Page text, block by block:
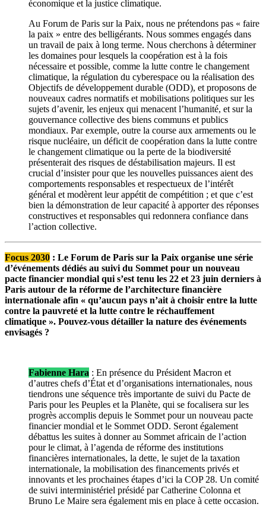
économique et la justice climatique.
Au Forum de Paris sur la Paix, nous ne prétendons pas « faire
la paix » entre des belligérants. Nous sommes engagés dans
un travail de paix à long terme. Nous cherchons à déterminer
les domaines pour lesquels la coopération est à la fois
nécessaire et possible, comme la lutte contre le changement
climatique, la régulation du cyberespace ou la réalisation des
Objectifs de développement durable (ODD), et proposons de
nouveaux cadres normatifs et mobilisations politiques sur les
sujets d’avenir, les enjeux qui menacent l’humanité, et sur la
gouvernance collective des biens communs et publics
mondiaux. Par exemple, outre la course aux armements ou le
risque nucléaire, un déficit de coopération dans la lutte contre
le changement climatique ou la perte de la biodiversité
présenterait des risques de déstabilisation majeurs. Il est
crucial d’insister pour que les nouvelles puissances aient des
comportements responsables et respectueux de l’intérêt
général et modèrent leur appétit de compétition ; et que c’est
bien la démonstration de leur capacité à apporter des réponses
constructives et responsables qui redonnera confiance dans
l’action collective.
Focus 2030 : Le Forum de Paris sur la Paix organise une série
d’événements dédiés au suivi du Sommet pour un nouveau
pacte financier mondial qui s’est tenu les 22 et 23 juin derniers à
Paris autour de la réforme de l’architecture financière
internationale afin « qu’aucun pays n’ait à choisir entre la lutte
contre la pauvreté et la lutte contre le réchauffement
climatique ». Pouvez-vous détailler la nature des événements
envisagés ?
Fabienne Hara : En présence du Président Macron et
d’autres chefs d’État et d’organisations internationales, nous
tiendrons une séquence très importante de suivi du Pacte de
Paris pour les Peuples et la Planète, qui se focalisera sur les
progrès accomplis depuis le Sommet pour un nouveau pacte
financier mondial et le Sommet ODD. Seront également
débattus les suites à donner au Sommet africain de l’action
pour le climat, à l’agenda de réforme des institutions
financières internationales, la dette, le sujet de la taxation
internationale, la mobilisation des financements privés et
innovants et les prochaines étapes d’ici la COP 28. Un comité
de suivi interministériel présidé par Catherine Colonna et
Bruno Le Maire sera également mis en place à cette occasion.